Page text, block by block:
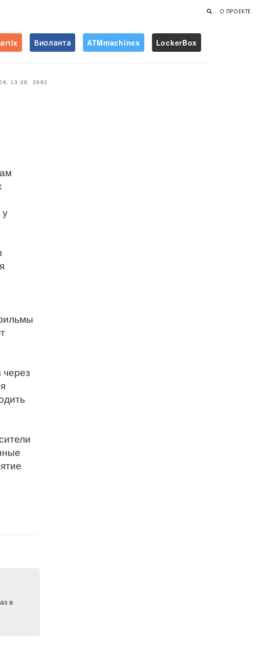
О ПРОЕКТЕ
Виоланта ATMmachines LockerBox
13:28 2892
в